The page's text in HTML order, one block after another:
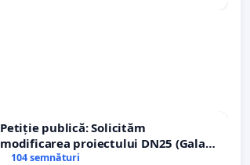
Petiție publică: Solicităm
modificarea proiectului DN25 (Galați
– Hanu Conachi) prin devierea
104 semnături